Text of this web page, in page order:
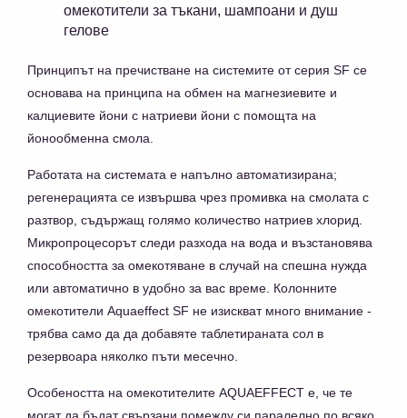
омекотители за тъкани, шампоани и душ
гелове
Принципът на пречистване на системите от серия SF се
основава на принципа на обмен на магнезиевите и
калциевите йони с натриеви йони с помощта на
йонообменна смола.
Работата на системата е напълно автоматизирана;
регенерацията се извършва чрез промивка на смолата с
разтвор, съдържащ голямо количество натриев хлорид.
Микропроцесорът следи разхода на вода и възстановява
способността за омекотяване в случай на спешна нужда
или автоматично в удобно за вас време. Колонните
омекотители Aquaeffect SF не изискват много внимание -
трябва само да да добавяте таблетираната сол в
резервоара няколко пъти месечно.
Особеността на омекотителите AQUAEFFECT е, че те